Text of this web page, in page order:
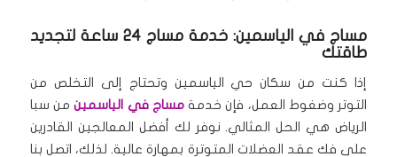
مساج في الياسمين: خدمة مساج 24 ساعة لتجديد
طاقتك
إذا كنت من سكان حي الياسمين وتحتاج إلى التخلص من
التوتر وضغوط العمل، فإن خدمةمساج في الياسمينمن سبا
الرياض هي الحل المثالي. نوفر لك أفضل المعالجين القادرين
على فك عقد العضلات المتوترة بمهارة عالية. لذلك، اتصل بنا